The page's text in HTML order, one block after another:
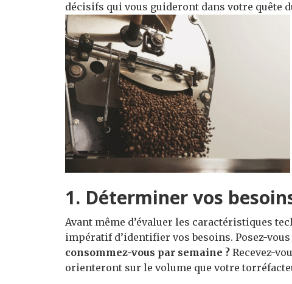
décisifs qui vous guideront dans votre quête
1. Déterminer vos
Avant même d’évaluer les caractéristiques
impératif d’identifier vos besoins. Posez-
consommez-vous par semaine ? Recevez-
orienteront sur le volume que votre